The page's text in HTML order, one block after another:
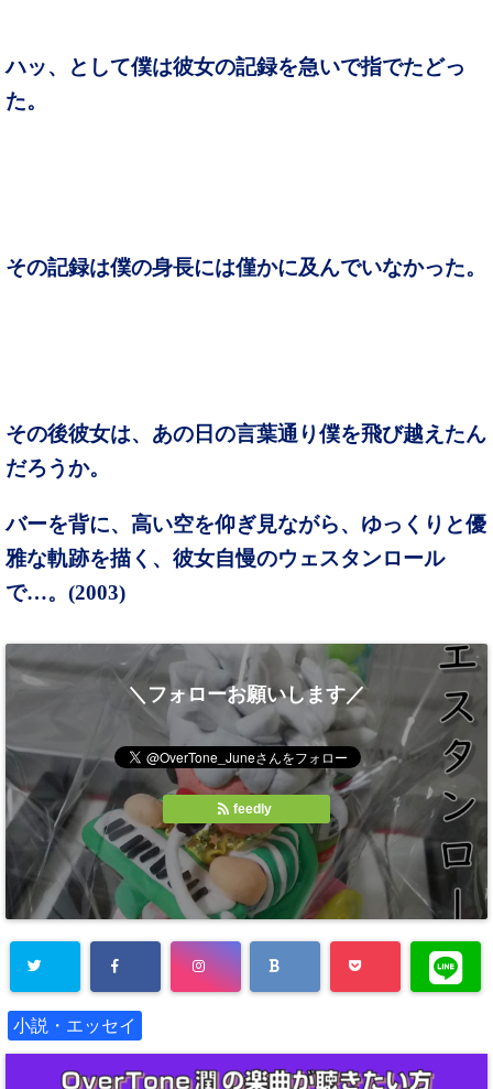
ハッ、として僕は彼女の記録を急いで指でたどっ
た。
その記録は僕の身長には僅かに及んでいなかった。
その後彼女は、あの日の言葉通り僕を飛び越えたん
だろうか。
バーを背に、高い空を仰ぎ見ながら、ゆっくりと優
雅な軌跡を描く、彼女自慢のウェスタンロール
で…。(2003)
＼フォローお願いします／
feedly
小説・エッセイ